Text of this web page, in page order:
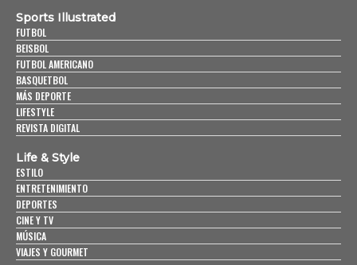
Sports Illustrated
FUTBOL
BEISBOL
FUTBOL AMERICANO
BASQUETBOL
MÁS DEPORTE
LIFESTYLE
REVISTA DIGITAL
Life & Style
ESTILO
ENTRETENIMIENTO
DEPORTES
CINE Y TV
MÚSICA
VIAJES Y GOURMET